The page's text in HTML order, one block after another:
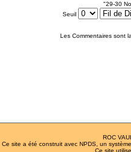
"29-30
Seuil
Les Commentaires sont
ROC
Ce site a été construit avec NPDS , un
Ce site